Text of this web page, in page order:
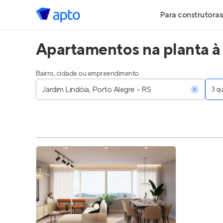
Para construtoras
Geração de
Geração de
Parcerias
Entrar no
Apartamentos na planta
Bairro, cidade ou empreendimento
3